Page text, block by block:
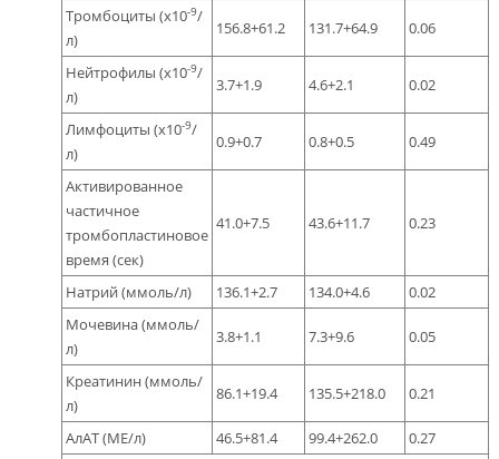
Тромбоциты (x10-9/
л)
156.8+61.2 131.7+64.9 0.06
Нейтрофилы (x10-9/
л)
3.7+1.9 4.6+2.1 0.02
Лимфоциты (x10-9/
л)
0.9+0.7 0.8+0.5 0.49
Активированное
частичное
тромбопластиновое
время (сек)
41.0+7.5 43.6+11.7 0.23
Натрий (ммоль/л) 136.1+2.7 134.0+4.6
0.02
Мочевина (ммоль/
л)
3.8+1.1 7.3+9.6 0.05
Креатинин (ммоль/
л)
86.1+19.4 135.5+218.0 0.21
АлАТ (МЕ/л) 46.5+81.4 99.4+262.0
0.27